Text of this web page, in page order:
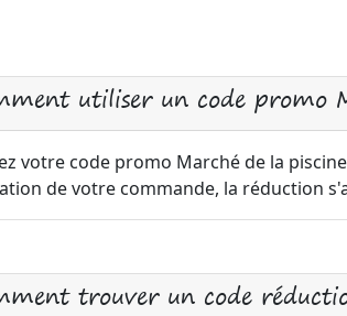
utiliser un code promo
votre code promo Marché de la
de votre commande, la réduction
trouver un code